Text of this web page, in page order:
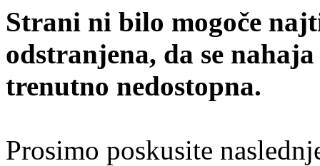
Strani ni bilo mogoče
odstranjena, da se
trenutno nedostopna.
Prosimo poskusite